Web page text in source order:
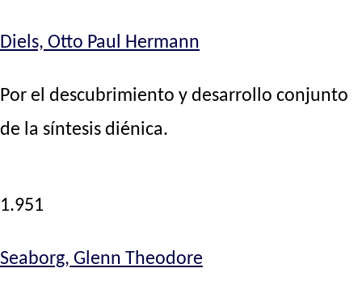
Diels, Otto Paul Hermann
Por el descubrimiento y desarrollo conjunto
de la síntesis diénica.
1.951
Seaborg, Glenn Theodore